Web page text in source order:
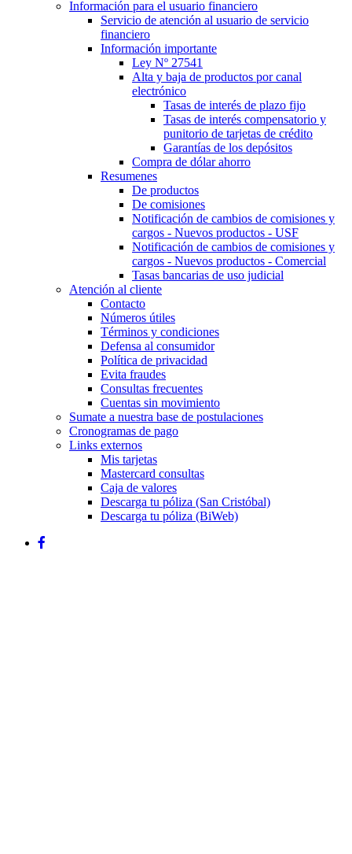
Información para el usuario financiero
Servicio de atención al usuario de servicio
financiero
Información importante
Ley Nº 27541
Alta y baja de productos por canal
electrónico
Tasas de interés de plazo fijo
Tasas de interés compensatorio y
punitorio de tarjetas de crédito
Garantías de los depósitos
Compra de dólar ahorro
Resumenes
De productos
De comisiones
Notificación de cambios de comisiones y
cargos - Nuevos productos - USF
Notificación de cambios de comisiones y
cargos - Nuevos productos - Comercial
Tasas bancarias de uso judicial
Atención al cliente
Contacto
Números útiles
Términos y condiciones
Defensa al consumidor
Política de privacidad
Evita fraudes
Consultas frecuentes
Cuentas sin movimiento
Sumate a nuestra base de postulaciones
Cronogramas de pago
Links externos
Mis tarjetas
Mastercard consultas
Caja de valores
Descarga tu póliza (San Cristóbal)
Descarga tu póliza (BiWeb)